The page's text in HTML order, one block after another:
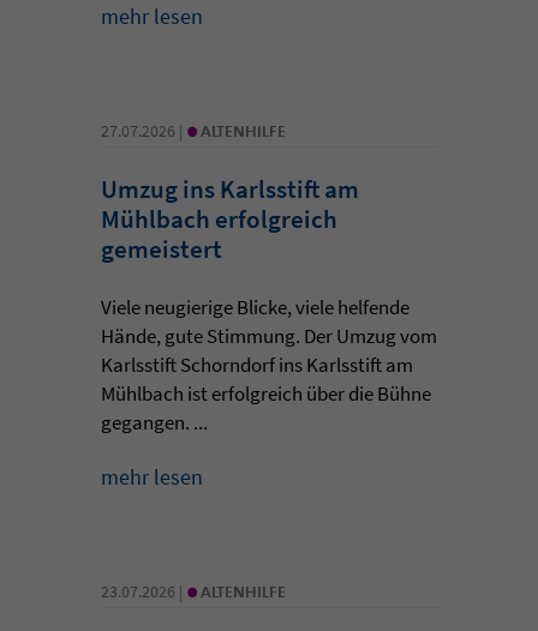
mehr lesen
27.07.2026 | • ALTENHILFE
Umzug ins Karlsstift am
Mühlbach erfolgreich
gemeistert
Viele neugierige Blicke, viele helfende
Hände, gute Stimmung. Der Umzug vom
Karlsstift Schorndorf ins Karlsstift am
Mühlbach ist erfolgreich über die Bühne
gegangen. ...
mehr lesen
23.07.2026 | • ALTENHILFE